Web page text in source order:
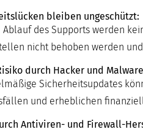
bleiben ungeschützt:
Ablauf des Supports werden
nicht behoben werden
durch Hacker und
Sicherheitsupdates
und erheblichen
Antiviren- und Firewall-